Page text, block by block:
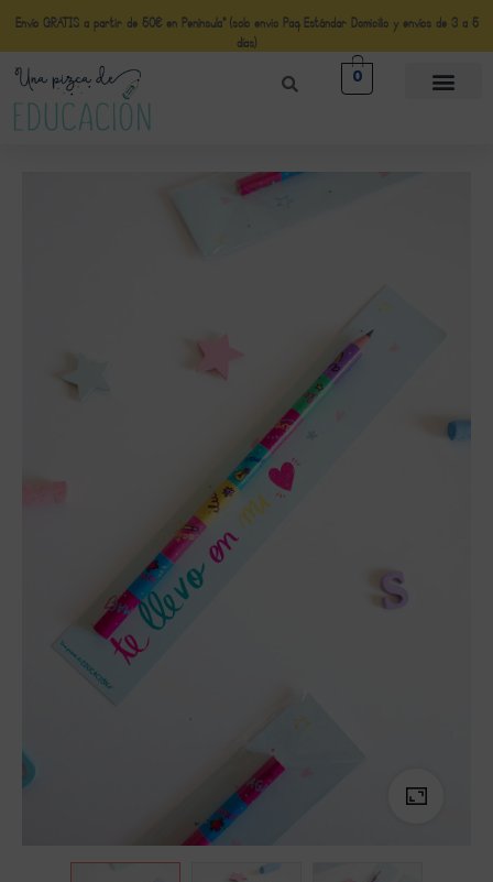
Envío GRATIS a partir de 50€ en Península* (solo envio Paq Estándar Domicilio y envíos de 3 a 5
días)
0